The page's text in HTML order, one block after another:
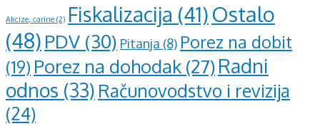
Akcize, carine (2) Fiskalizacija (41)Ostalo
(48) PDV (30) Pitanja (8) Porez na dobit
(19) Porez na dohodak (27)Radni
odnos (33) Računovodstvo i revizija
(24)